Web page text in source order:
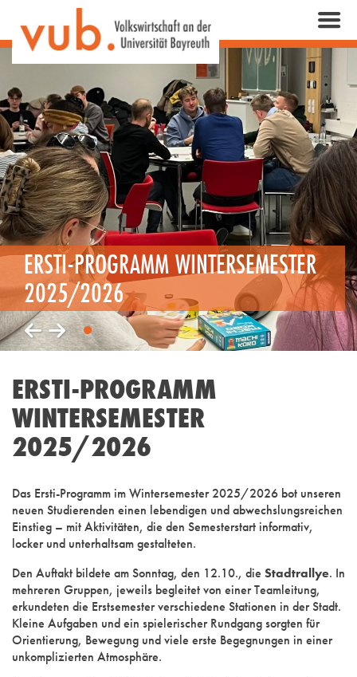
ERSTI-PROGRAMM WINTERSEMESTER
2025/2026
1
ERSTI-PROGRAMM
WINTERSEMESTER
2025/2026
Das Ersti-Programm im Wintersemester 2025/2026 bot unseren
neuen Studierenden einen lebendigen und abwechslungsreichen
Einstieg – mit Aktivitäten, die den Semesterstart informativ,
locker und unterhaltsam gestalteten.
Den Auftakt bildete am Sonntag, den 12.10., die Stadtrallye. In
mehreren Gruppen, jeweils begleitet von einer Teamleitung,
erkundeten die Erstsemester verschiedene Stationen in der Stadt.
Kleine Aufgaben und ein spielerischer Rundgang sorgten für
Orientierung, Bewegung und viele erste Begegnungen in einer
unkomplizierten Atmosphäre.